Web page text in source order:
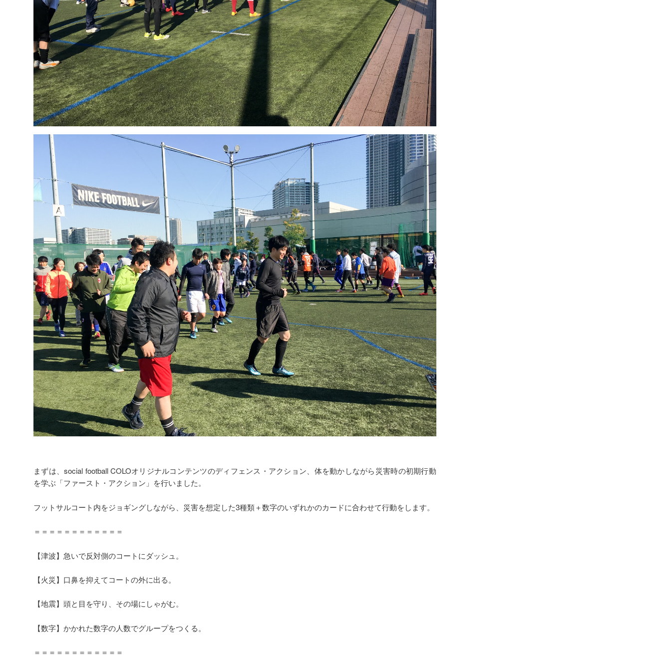
まずは、social football COLOオリジナルコンテンツのディフェンス・アクション、体を動かしながら災害時の初期行動
を学ぶ「ファースト・アクション」を行いました。
フットサルコート内をジョギングしながら、災害を想定した3種類＋数字のいずれかのカードに合わせて行動をします。
＝＝＝＝＝＝＝＝＝＝＝＝
【津波】急いで反対側のコートにダッシュ。
【火災】口鼻を抑えてコートの外に出る。
【地震】頭と目を守り、その場にしゃがむ。
【数字】かかれた数字の人数でグループをつくる。
＝＝＝＝＝＝＝＝＝＝＝＝